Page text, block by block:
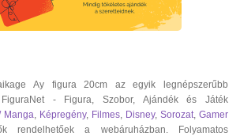
Ay figura 20cm az egyik legnépszerűbb
- Figura, Szobor, Ajándék és Játék
Manga, Képregény, Filmes, Disney, Sorozat, Gamer
rendelhetőek a webáruházban. Folyamatos